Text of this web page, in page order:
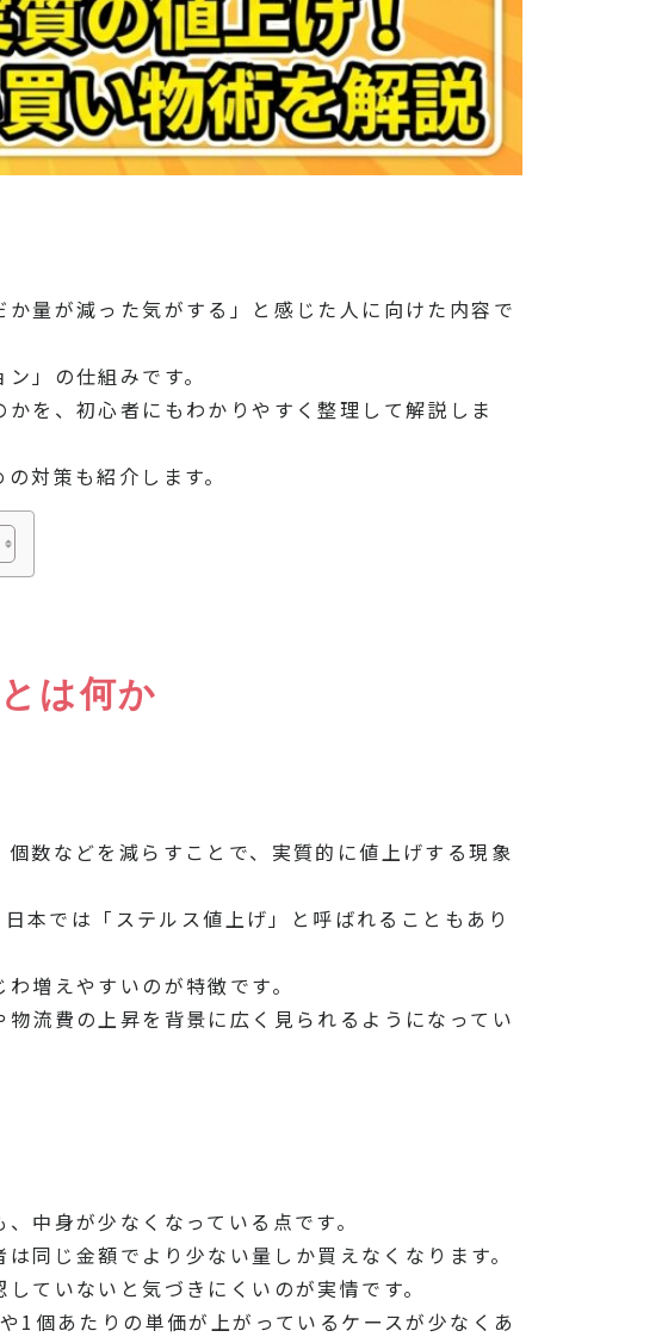
量が減った気がする」と感じた人に向けた内容で
」の仕組みです。
を、初心者にもわかりやすく整理して解説しま
対策も紹介します。
は何か
数などを減らすことで、実質的に値上げする現象
では「ステルス値上げ」と呼ばれることもあり
増えやすいのが特徴です。
流費の上昇を背景に広く見られるようになってい
中身が少なくなっている点です。
同じ金額でより少ない量しか買えなくなります。
ていないと気づきにくいのが実情です。
1個あたりの単価が上がっているケースが少なくあ